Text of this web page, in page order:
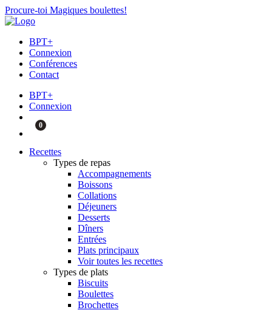
Procure-toi Magiques boulettes!
BPT+
Connexion
Conférences
Contact
BPT+
Connexion
0
Recettes
Types de repas
Accompagnements
Boissons
Collations
Déjeuners
Desserts
Dîners
Entrées
Plats principaux
Voir toutes les recettes
Types de plats
Biscuits
Boulettes
Brochettes